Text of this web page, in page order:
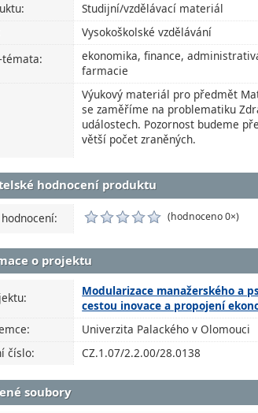
Studijní/vzdělávací materiál
Vysokoškolské vzdělávání
ekonomika, finance,
farmacie
Výukový materiál pro předmět
se zaměříme na problematiku
událostech. Pozornost budeme
větší počet zraněných.
hodnocení produktu
(hodnoceno 0×)
o projektu
Modularizace manažerského a
cestou inovace a propojení
Univerzita Palackého v Olomouci
číslo:
CZ.1.07/2.2.00/28.0138
soubory